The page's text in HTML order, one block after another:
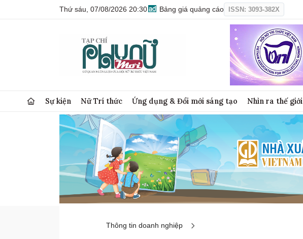
Thứ sáu, 07/08/2026 20:30 Bảng giá quảng cáo ISSN: 3093-382X
Sự kiện Nữ Trí thức Ứng dụng & Đổi mới sáng tạo Nhìn ra thế giới
Thông tin doanh nghiệp